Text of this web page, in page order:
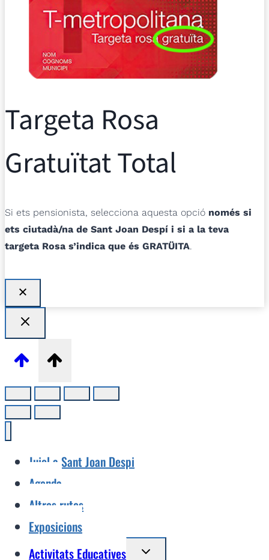
Targeta Rosa
Gratuïtat Total
Si ets pensionista, selecciona aquesta opció només si
ets ciutadà/na de Sant Joan Despí i si a la teva
targeta Rosa s’indica que és GRATÜITA.
Jujol a Sant Joan Despi
Agenda
Altres rutes
Exposicions
Activitats Educatives
Alterna